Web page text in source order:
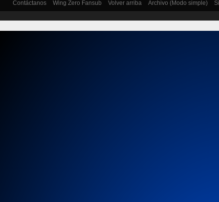
Contáctanos Wing Zero Fansub Volver arriba Archivo (Modo simple)